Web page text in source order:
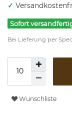
✓
Sofort
Bei Lieferung per
Wunschliste